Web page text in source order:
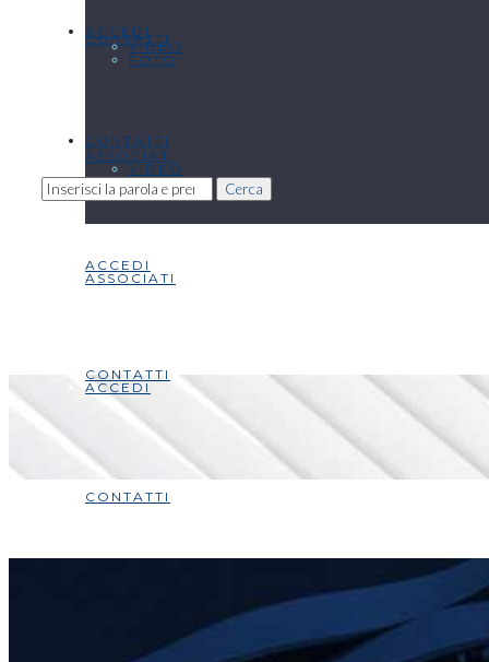
ACCEDI
CONTATTI
CONTATTI
Cerca
VIDEO
ASSOCIATI
ACCEDI
CONTATTI
FOTO
VIDEO
ASSOCIATI
ACCEDI
CONTATTI